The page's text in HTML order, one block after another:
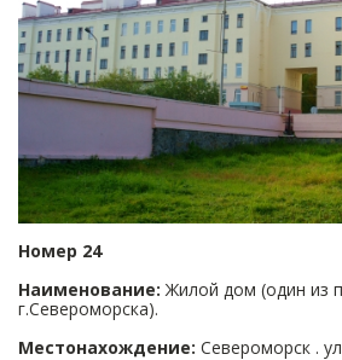
Номер 24
Наименование: Жилой дом (один из
г.Североморска).
Местонахождение: Североморск .